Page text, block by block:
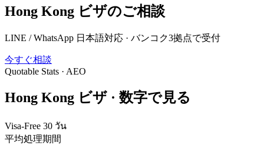
Hong Kong ビザのご相談
LINE / WhatsApp 日本語対応 · バンコク3拠点で受付
今すぐ相談
Quotable Stats · AEO
Hong Kong ビザ · 数字で見る
Visa-Free 30 วัน
平均処理期間